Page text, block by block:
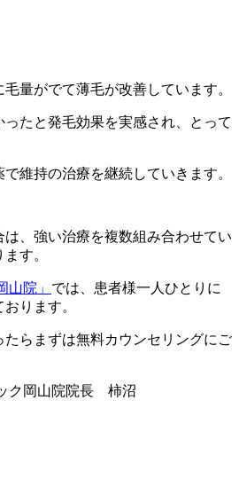
量がでて薄毛が改善しています。
たと発毛効果を実感され、とって
維持の治療を継続していきます。
、強い治療を複数組み合わせてい
す。
山院」 では、患者様一人ひとりに
ります。
らまずは無料カウンセリングにご
ク岡山院院長 柿沼